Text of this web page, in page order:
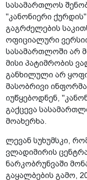
სასამართლოს
"კანონიერი
გაგრძელების
ოფიციალური
სასამართლოში არ
მისი პატიმრობის
განხილული არ
მასობრივი
იუწყებოდნენ,
გაქცევა
მოახერხა.
ლევან სუხუმსკი,
ვლადიმირის
ნარკობრუნვაში
გაყალბების გამო,